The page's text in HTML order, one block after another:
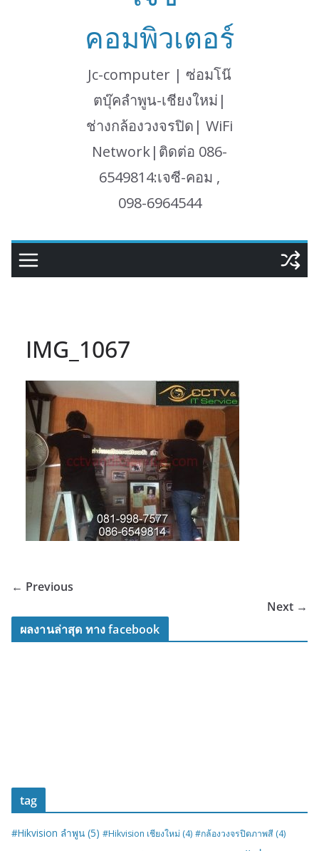
คอมพิวเตอร์
Jc-computer | ซ่อมโน๊
ตบุ๊คลำพูน-เชียงใหม่|
ช่างกล้องวงจรปิด| WiFi
Network|ติดต่อ 086-
6549814:เจซี-คอม ,
098-6964544
IMG_1067
← Previous
Next →
ผลงานล่าสุด ทาง facebook
tag
#Hikvision ลำพูน (5) #Hikvision เชียงใหม่ (4) #กล้องวงจรปิดภาพสี (4)